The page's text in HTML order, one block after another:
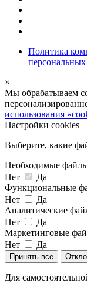
Политика
×
Мы обрабатываем
использования
Настройки cookies
Выберите, какие
Необходимые
Нет
Да
Функциональные
Нет
Да
Аналитические
Нет
Да
Маркетинговые
Нет
Да
Принять все
Для